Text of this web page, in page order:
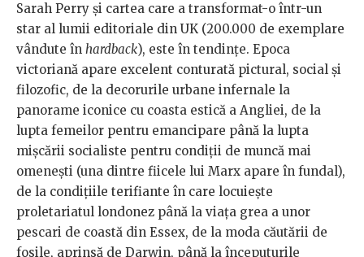
Sarah Perry și cartea care a transformat-o într-un
star al lumii editoriale din UK (200.000 de exemplare
vândute în hardback), este în tendințe. Epoca
victoriană apare excelent conturată pictural, social și
filozofic, de la decorurile urbane infernale la
panorame iconice cu coasta estică a Angliei, de la
lupta femeilor pentru emancipare până la lupta
mișcării socialiste pentru condiții de muncă mai
omenești (una dintre fiicele lui Marx apare în fundal),
de la condițiile terifiante în care locuiește
proletariatul londonez până la viața grea a unor
pescari de coastă din Essex, de la moda căutării de
fosile, aprinsă de Darwin, până la începuturile